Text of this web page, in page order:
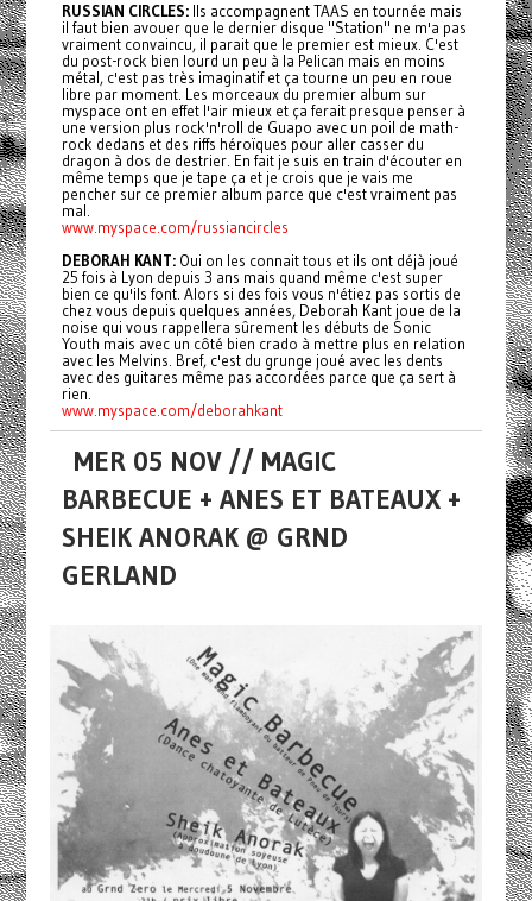
RUSSIAN CIRCLES: Ils accompagnent TAAS en tournée mais
il faut bien avouer que le dernier disque "Station" ne m'a pas
vraiment convaincu, il parait que le premier est mieux. C'est
du post-rock bien lourd un peu à la Pelican mais en moins
métal, c'est pas très imaginatif et ça tourne un peu en roue
libre par moment. Les morceaux du premier album sur
myspace ont en effet l'air mieux et ça ferait presque penser à
une version plus rock'n'roll de Guapo avec un poil de math-
rock dedans et des riffs héroïques pour aller casser du
dragon à dos de destrier. En fait je suis en train d'écouter en
même temps que je tape ça et je crois que je vais me
pencher sur ce premier album parce que c'est vraiment pas
mal.
www.myspace.com/russiancircles
DEBORAH KANT: Oui on les connait tous et ils ont déjà joué
25 fois à Lyon depuis 3 ans mais quand même c'est super
bien ce qu'ils font. Alors si des fois vous n'étiez pas sortis de
chez vous depuis quelques années, Deborah Kant joue de la
noise qui vous rappellera sûrement les débuts de Sonic
Youth mais avec un côté bien crado à mettre plus en relation
avec les Melvins. Bref, c'est du grunge joué avec les dents
avec des guitares même pas accordées parce que ça sert à
rien.
www.myspace.com/deborahkant
MER 05 NOV // MAGIC
BARBECUE + ANES ET BATEAUX +
SHEIK ANORAK @ GRND
GERLAND